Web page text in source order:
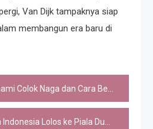
Van Dijk tampaknya siap
membangun era baru di
Colok Naga dan Cara Bermainnya
Lolos ke Piala Dunia U-17 2025